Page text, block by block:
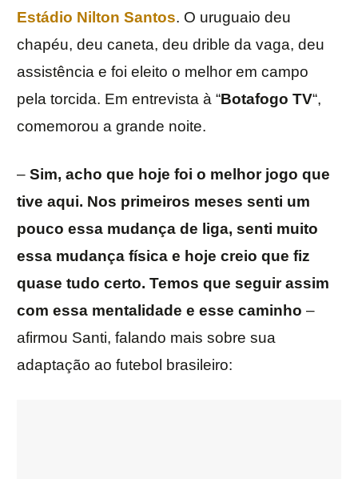
Estádio Nilton Santos. O uruguaio deu
chapéu, deu caneta, deu drible da vaga, deu
assistência e foi eleito o melhor em campo
pela torcida. Em entrevista à “Botafogo TV“,
comemorou a grande noite.
– Sim, acho que hoje foi o melhor jogo que
tive aqui. Nos primeiros meses senti um
pouco essa mudança de liga, senti muito
essa mudança física e hoje creio que fiz
quase tudo certo. Temos que seguir assim
com essa mentalidade e esse caminho –
afirmou Santi, falando mais sobre sua
adaptação ao futebol brasileiro: